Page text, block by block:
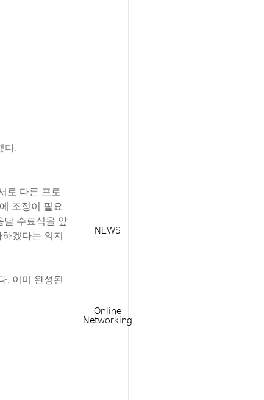
NEWS
Online
Networking
다.
로 다른 프로
조정이 필요
달 수료식을 앞
겠다는 의지
. 이미 완성된